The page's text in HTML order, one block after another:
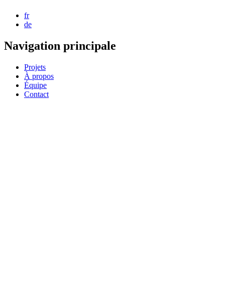
fr
de
Navigation principale
Projets
À propos
Équipe
Contact